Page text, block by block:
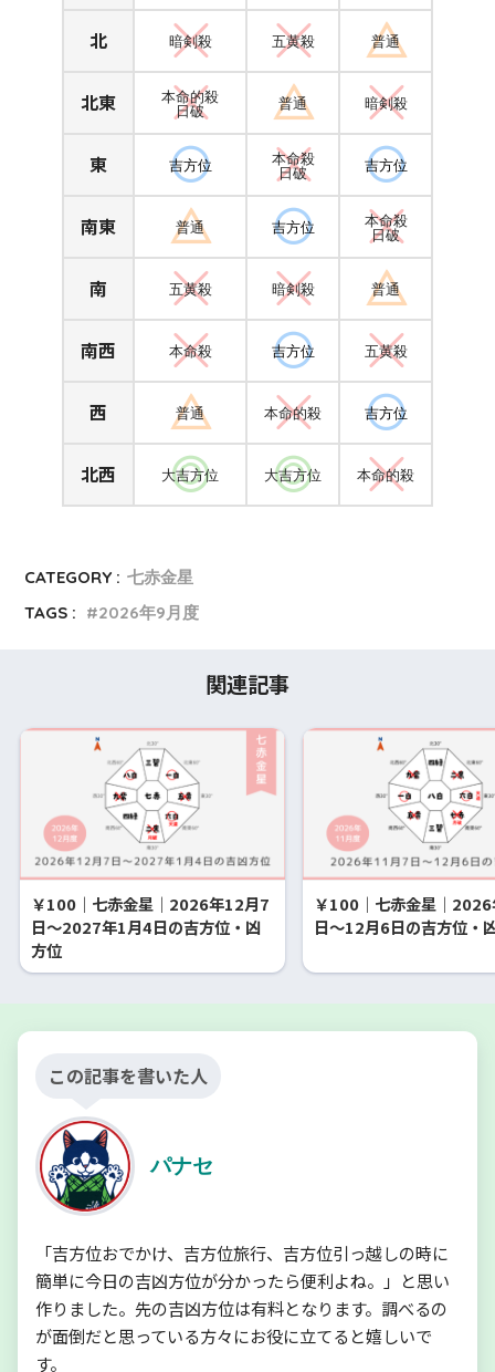
北 暗剣殺 五黄殺 普通
北東
本命的殺
日破
普通 暗剣殺
東 吉方位
本命殺
日破
吉方位
南東 普通 吉方位
本命殺
日破
南 五黄殺 暗剣殺 普通
南西 本命殺 吉方位 五黄殺
西 普通 本命的殺 吉方位
北西 大吉方位 大吉方位 本命的殺
CATEGORY : 七赤金星
TAGS :
2026年9月度
関連記事
￥100｜七赤金星｜2026年12月7
日～2027年1月4日の吉方位・凶
方位
￥100｜七赤金星｜
日～12月6日の吉方位・
この記事を書いた人
パナセ
「吉方位おでかけ、吉方位旅行、吉方位引っ越しの時に
簡単に今日の吉凶方位が分かったら便利よね。」と思い
作りました。先の吉凶方位は有料となります。調べるの
が面倒だと思っている方々にお役に立てると嬉しいで
す。